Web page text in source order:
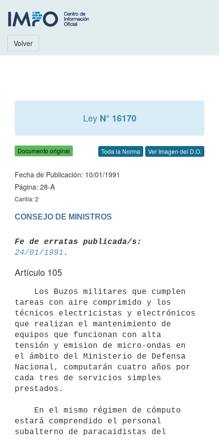
Volver
Ley N° 16170
Documento original Toda la Norma Ver Imagen del D.O.
Fecha de Publicación: 10/01/1991
Página: 28-A
Carilla: 2
CONSEJO DE MINISTROS
Fe de erratas publicada/s:
24/01/1991
Artículo 105
tareas con aire comprimido y los
técnicos electricistas y electrónicos
que realizan el mantenimiento de
equipos que funcionan con alta
tensión y emision de micro-ondas en
el ámbito del Ministerio de Defensa
Nacional, computarán cuatro años por
cada tres de servicios simples
prestados.
estará comprendido el personal
subalterno de paracaidistas del